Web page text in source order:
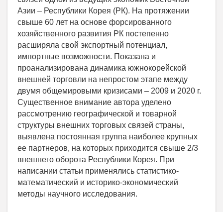
Азии – Республики Корея (РК). На протяжении
свыше 60 лет на основе форсированного
хозяйственного развития РК постепенно
расширяла свой экспортный потенциал,
импортные возможности. Показана и
проанализирована динамика южнокорейской
внешней торговли на непростом этапе между
двумя общемировыми кризисами – 2009 и 2020 г.
Существенное внимание автора уделено
рассмотрению географической и товарной
структуры внешних торговых связей страны,
выявлена постоянная группа наиболее крупных
ее партнеров, на которых приходится свыше 2/3
внешнего оборота Республики Корея. При
написании статьи применялись статистико-
математический и историко-экономический
методы научного исследования.